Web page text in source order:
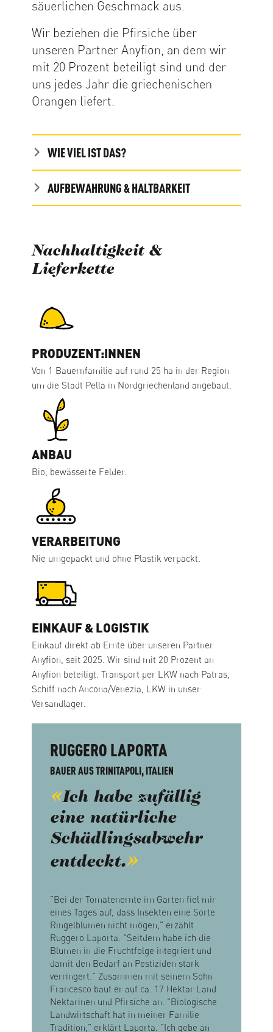
säuerlichen Geschmack aus.
Wir beziehen die Pfirsiche über
unseren Partner Anyfion, an dem wir
mit 20 Prozent beteiligt sind und der
uns jedes Jahr die griechenischen
Orangen liefert.
WIE VIEL IST DAS?
AUFBEWAHRUNG & HALTBARKEIT
Nachhaltigkeit &
Lieferkette
PRODUZENT:INNEN
Von 1 Bauernfamilie auf rund 25 ha in der Region
um die Stadt Pella in Nordgriechenland angebaut.
ANBAU
Bio, bewässerte Felder.
VERARBEITUNG
Nie umgepackt und ohne Plastik verpackt.
EINKAUF & LOGISTIK
Einkauf direkt ab Ernte über unseren Partner
Anyfion, seit 2025. Wir sind mit 20 Prozent an
Anyfion beteiligt. Transport per LKW nach Patras,
Schiff nach Ancona/Venezia, LKW in unser
Versandlager.
RUGGERO LAPORTA
BAUER AUS TRINITAPOLI, ITALIEN
Ich habe zufällig
eine natürliche
Schädlingsabwehr
entdeckt.
"Bei der Tomatenernte im Garten fiel mir
eines Tages auf, dass Insekten eine Sorte
Ringelblumen nicht mögen," erzählt
Ruggero Laporta. "Seitdem habe ich die
Blumen in die Fruchtfolge integriert und
damit den Bedarf an Pestiziden stark
verringert." Zusammen mit seinem Sohn
Francesco baut er auf ca. 17 Hektar Land
Nektarinen und Pfirsiche an. "Biologische
Landwirtschaft hat in meiner Familie
Tradition," erklärt Laporta. "Ich gebe an